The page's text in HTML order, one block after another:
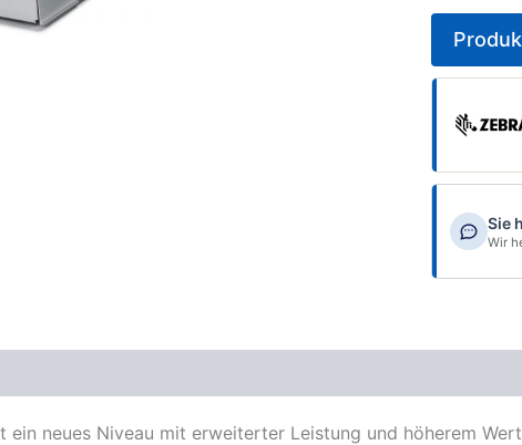
ein neues Niveau mit erweiterter Leistung und höherem